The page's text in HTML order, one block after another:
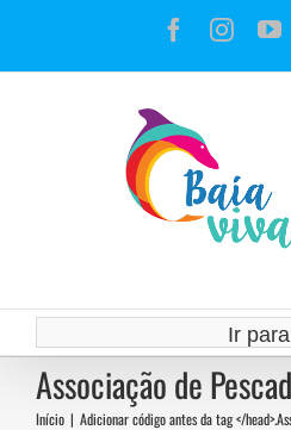
o
Facebook
Ir
Associação de
Início | Adicionar código antes da tag </head>.
Pescadores e
entraram com
Federal sobre a
Notícias